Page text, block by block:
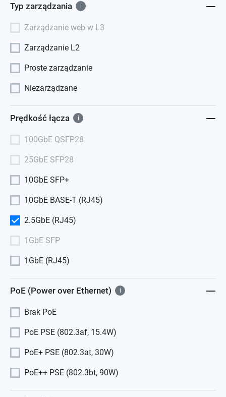
Typ zarządzania i
Zarządzanie web w L3
Zarządzanie L2
Proste zarządzanie
Niezarządzane
Prędkość łącza i
100GbE QSFP28
25GbE SFP28
10GbE SFP+
10GbE BASE-T (RJ45)
2.5GbE (RJ45)
1GbE SFP
1GbE (RJ45)
PoE (Power over Ethernet) i
Brak PoE
PoE PSE (802.3af, 15.4W)
PoE+ PSE (802.3at, 30W)
PoE++ PSE (802.3bt, 90W)